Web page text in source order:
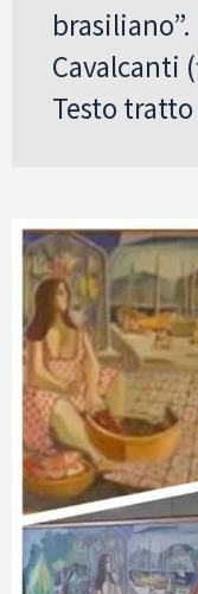
Cavalcanti
Testo